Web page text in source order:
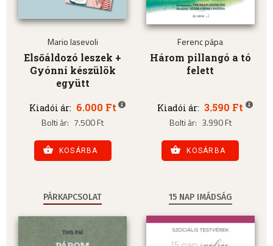
Mario Iasevoli
Elsőáldozó leszek +
Gyónni készülök
együtt
Kiadói ár: 6.000 Ft
Bolti ár: 7.500 Ft
KOSÁRBA
Ferenc pápa
Három pillangó a tó
felett
Kiadói ár: 3.590 Ft
Bolti ár: 3.990 Ft
KOSÁRBA
PÁRKAPCSOLAT 15 NAP IMÁDSÁG